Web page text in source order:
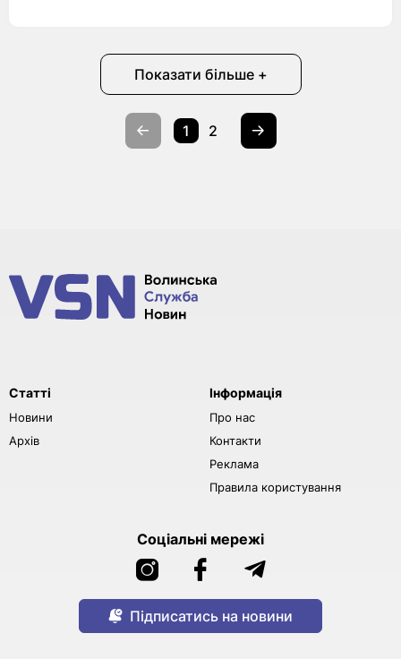
Показати більше +
1 2
Статті
Новини
Архів
Інформація
Про нас
Контакти
Реклама
Правила користування
Соціальні мережі
Підписатись на новини